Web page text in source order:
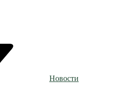
Новости